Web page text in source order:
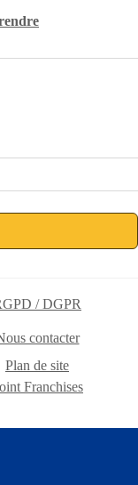
/ DGPR
contacter
Plan de site
Franchises